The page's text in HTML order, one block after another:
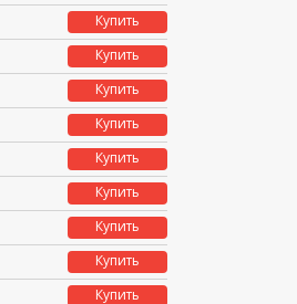
Купить
Купить
Купить
Купить
Купить
Купить
Купить
Купить
Купить